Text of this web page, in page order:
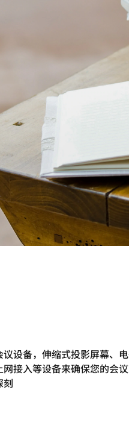
议设备，伸缩式投影屏幕、
网接入等设备来确保您的会
刻